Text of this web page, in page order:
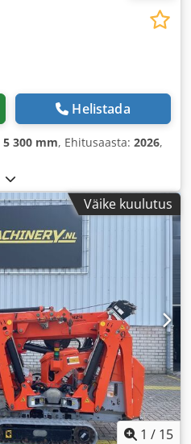
Helistada
5 300 mm, Ehitusaasta: 2026,
Väike kuulutus
1 / 15